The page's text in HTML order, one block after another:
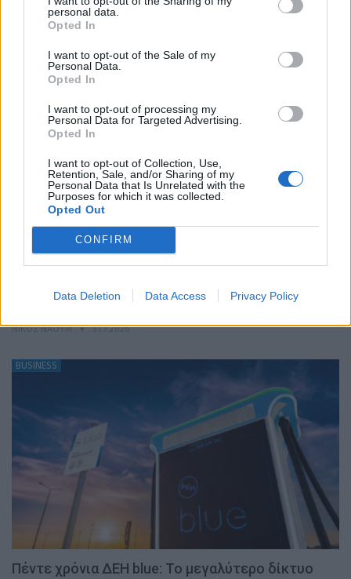
personal data.
Opted In
I want to opt-out of the Sale of my
Personal Data.
Opted In
I want to opt-out of processing my
Personal Data for Targeted Advertising.
Opted In
I want to opt-out of Collection, Use,
Retention, Sale, and/or Sharing of my
Personal Data that Is Unrelated with the
Purposes for which it was collected.
Opted Out
CONFIRM
Data Deletion Data Access Privacy Policy
παρόχων ενέργειας
MOTOR GREEN
Τα πρώτα αυτοκίνητα υδρογόνου ταξινομήθηκαν
στην Ελλάδα με πρωτοβουλία της Motor…
ΝΊΚΟΣ ΝΑΟΎΜ 31.7.2026
BUSINESS
Πέντε χρόνια ΔΕΗ blue: Το μεγαλύτερο δίκτυο